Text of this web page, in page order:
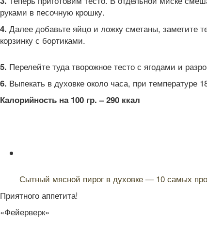
руками в песочную крошку.
4. Далее добавьте яйцо и ложку сметаны, заметите
корзинку с бортиками.
5. Перелейте туда творожное тесто с ягодами и
6. Выпекать в духовке около часа, при температуре
Калорийность на 100 гр. – 290 ккал
Сытный мясной пирог в духовке — 10 самых
Приятного аппетита!
«Фейерверк»